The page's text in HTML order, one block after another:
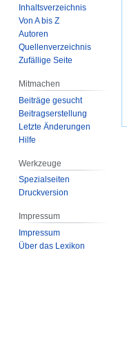
Inhaltsverzeichnis
Von A bis Z
Autoren
Quellenverzeichnis
Zufällige Seite
Mitmachen
Beiträge gesucht
Beitragserstellung
Letzte Änderungen
Hilfe
Werkzeuge
Spezialseiten
Druckversion
Impressum
Impressum
Über das Lexikon